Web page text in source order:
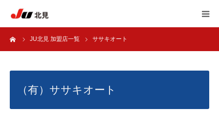
JU北見 加盟店一覧 ササキオート
（有）ササキオート
HOME
中古自動車販売士
JU北見 加盟店一覧